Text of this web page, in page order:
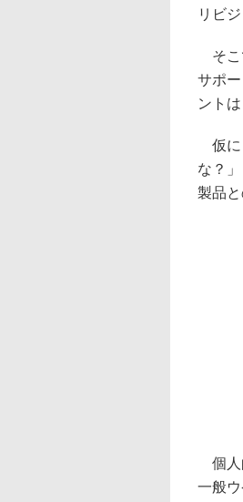
リビ
そこ
サポ
ント
仮に
な？
製品
個人
一般